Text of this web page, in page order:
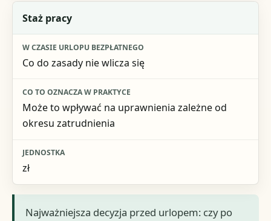
Staż pracy
Co do zasady nie wlicza się
Może to wpływać na uprawnienia zależne od
okresu zatrudnienia
zł
Najważniejsza decyzja przed urlopem: czy po